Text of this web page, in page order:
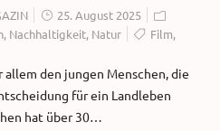
25. August 2025
, Nachhaltigkeit, Natur Film,
allem den jungen Menschen, die
für ein Landleben
hat über 30…